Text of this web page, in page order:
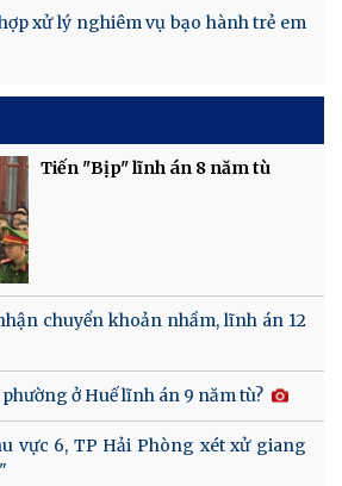
xử lý nghiêm vụ bạo hành trẻ em
Tiến "Bịp" lĩnh án 8 năm tù
chuyển khoản nhầm, lĩnh án 12
ở Huế lĩnh án 9 năm tù?
vực 6, TP Hải Phòng xét xử giang